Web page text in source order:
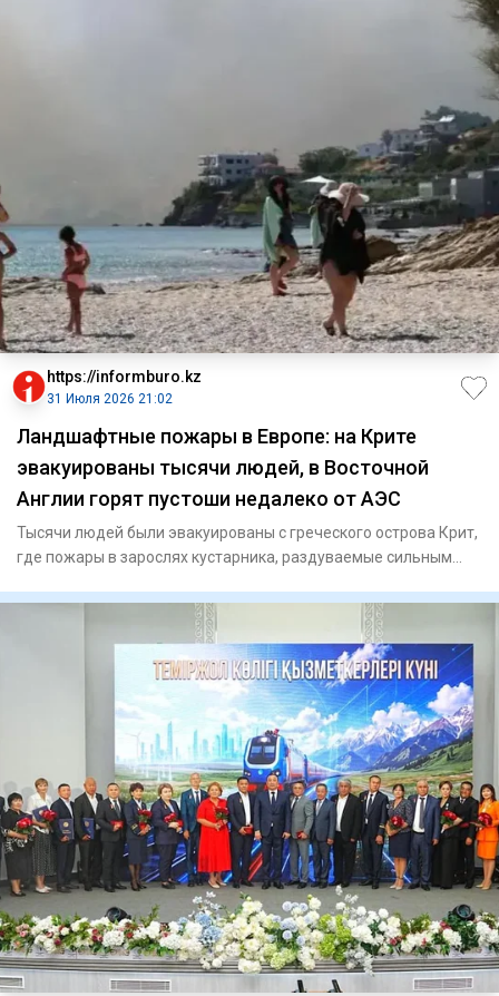
https://informburo.kz
31 Июля 2026 21:02
Ландшафтные пожары в Европе: на Крите
эвакуированы тысячи людей, в Восточной
Англии горят пустоши недалеко от АЭС
Тысячи людей были эвакуированы с греческого острова Крит,
где пожары в зарослях кустарника, раздуваемые сильным